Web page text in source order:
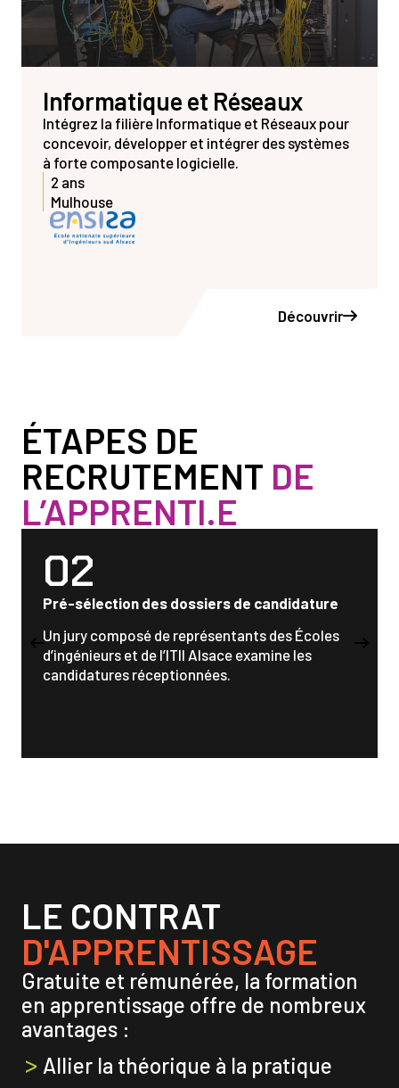
Informatique et Réseaux
Intégrez la filière Informatique et Réseaux pour
concevoir, développer et intégrer des systèmes
à forte composante logicielle.
2 ans
Mulhouse
Découvrir
ÉTAPES DE
RECRUTEMENT DE
L’APPRENTI.E
02
Pré-sélection des dossiers de candidature
Un jury composé de représentants des Écoles
d’ingénieurs et de l’ITII Alsace examine les
candidatures réceptionnées.
LE CONTRAT
D'APPRENTISSAGE
Gratuite et rémunérée, la formation
en apprentissage offre de nombreux
avantages :
Allier la théorique à la pratique